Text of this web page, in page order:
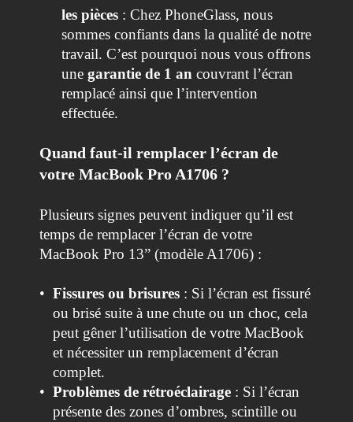
les pièces : Chez PhoneGlass, nous
sommes confiants dans la qualité de notre
travail. C’est pourquoi nous vous offrons
une garantie de 1 an couvrant l’écran
remplacé ainsi que l’intervention
effectuée.
Quand faut-il remplacer l’écran de
votre MacBook Pro A1706 ?
Plusieurs signes peuvent indiquer qu’il est
temps de remplacer l’écran de votre
MacBook Pro 13” (modèle A1706) :
• Fissures ou brisures : Si l’écran est fissuré
ou brisé suite à une chute ou un choc, cela
peut gêner l’utilisation de votre MacBook
et nécessiter un remplacement d’écran
complet.
• Problèmes de rétroéclairage : Si l’écran
présente des zones d’ombres, scintille ou